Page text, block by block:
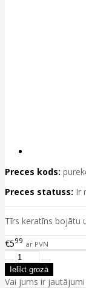
Preces kods:
Preces statuss: Ir
Tīrs keratīns bojātu
€599 ar PVN
Vai jums ir